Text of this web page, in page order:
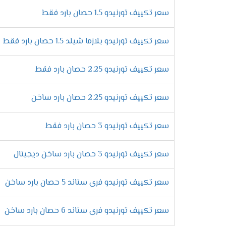
فلاتر تنظيف الهواء
يحتوى مكيف تورنيدو على احدث وأفضل
من المواصفات الحديثه التى تزيد من كفاءة
خاصية توزيع الهواء المكيف
استمتع بكل جديد من اجهزة تورنيدو التى
تشغيل المكيف فنحن نزود الجهاز بكل
السرعة المطلوبة فى التبريد
لارتفاع درجات الحرارة والشعور بالتعب
امكانية التشغيل التلقائى
انقطاع التيار الكهربائى بشكل مستمر يسبب
سعر تكييف تورنيدو 1.5 حصان بارد فقط
سعر تكييف تورنيدو بلازما شيلد 1.5 حصان بارد فقط
سعر تكييف تورنيدو 2.25 حصان بارد فقط
سعر تكييف تورنيدو 2.25 حصان بارد ساخن
سعر تكييف تورنيدو 3 حصان بارد فقط
سعر تكييف تورنيدو 3 حصان بارد ساخن ديجيتال
سعر تكييف تورنيدو فرى ستاند 5 حصان بارد ساخن
سعر تكييف تورنيدو فرى ستاند 6 حصان بارد ساخن